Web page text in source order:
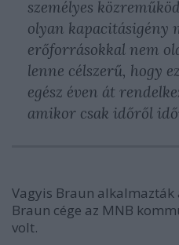
személyes
olyan kapacitásigény
erőforrásokkal nem
lenne célszerű, hogy
egész éven át
amikor csak időről
Vagyis Braun alkalmazták
Braun cége az MNB
volt.